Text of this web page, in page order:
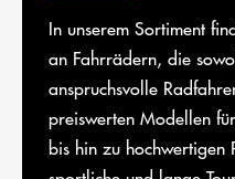
In unserem Sortiment
an Fahrrädern, die
anspruchsvolle
preiswerten Modellen
bis hin zu hochwertigen